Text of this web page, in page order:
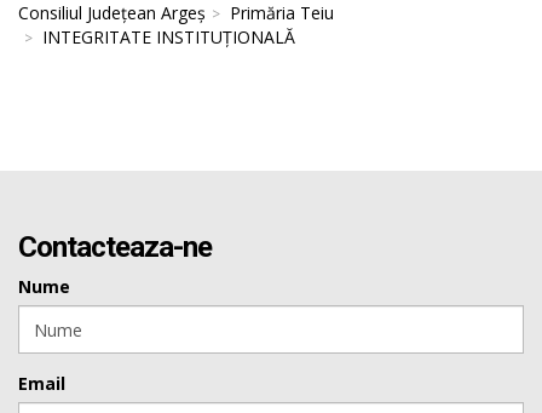
Consiliul Județean Argeș
Primăria Teiu
INTEGRITATE INSTITUȚIONALĂ
Contacteaza-ne
Nume
Email